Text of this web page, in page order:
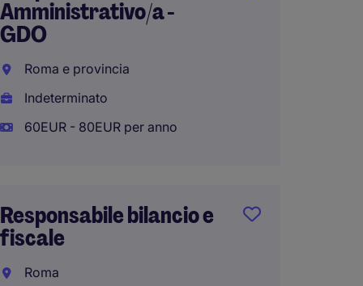
Amministrativo/a -
GDO
Roma e provincia
Indeterminato
60EUR - 80EUR per anno
Responsabile bilancio e
fiscale
Roma